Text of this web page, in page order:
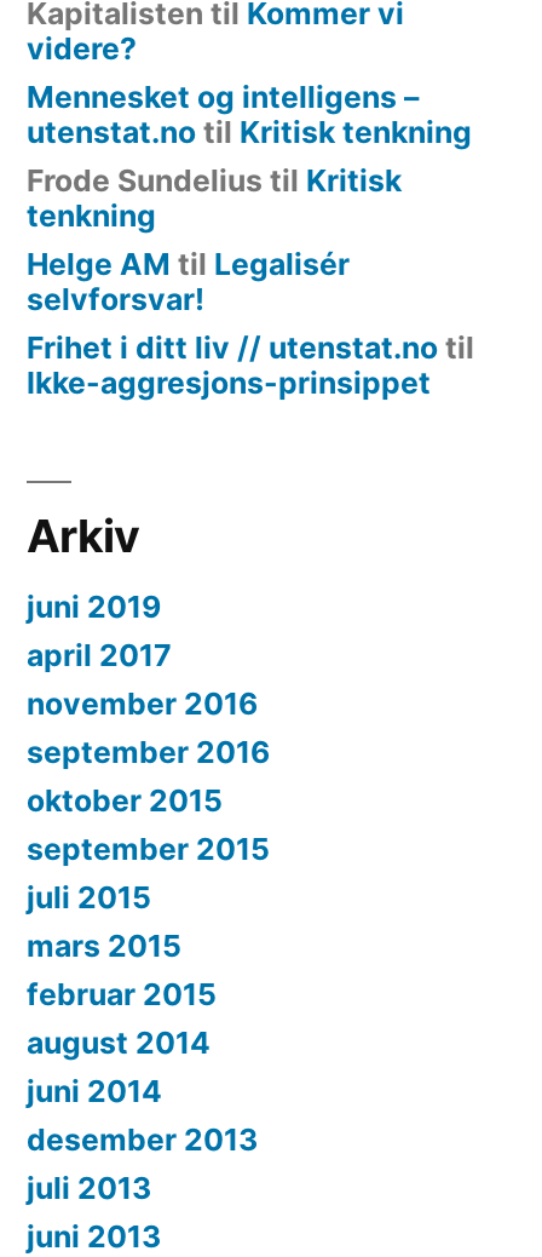
Kapitalisten til Kommer vi
videre?
Mennesket og intelligens –
utenstat.no til Kritisk tenkning
Frode Sundelius til Kritisk
tenkning
Helge AM til Legalisér
selvforsvar!
Frihet i ditt liv // utenstat.no til
Ikke-aggresjons-prinsippet
Arkiv
juni 2019
april 2017
november 2016
september 2016
oktober 2015
september 2015
juli 2015
mars 2015
februar 2015
august 2014
juni 2014
desember 2013
juli 2013
juni 2013